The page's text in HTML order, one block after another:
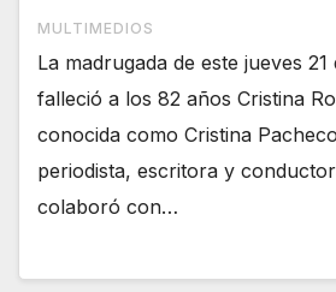
MULTIMEDIOS
La madrugada de este jueves 21
falleció a los 82 años Cristina
conocida como Cristina
periodista, escritora y
colaboró con…